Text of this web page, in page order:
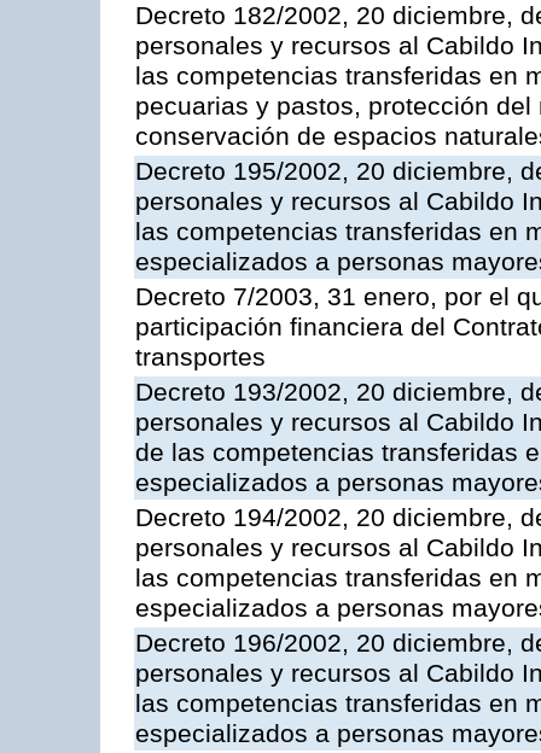
Decreto 182/2002, 20 diciembre,
personales y recursos al Cabildo
las competencias transferidas en
pecuarias y pastos, protección
conservación de espacios
Decreto 195/2002, 20 diciembre,
personales y recursos al Cabildo
las competencias transferidas en
especializados a personas
Decreto 7/2003, 31 enero, por el
participación financiera del
transportes
Decreto 193/2002, 20 diciembre,
personales y recursos al Cabildo
de las competencias transferidas
especializados a personas
Decreto 194/2002, 20 diciembre,
personales y recursos al Cabildo
las competencias transferidas en
especializados a personas
Decreto 196/2002, 20 diciembre,
personales y recursos al Cabildo
las competencias transferidas en
especializados a personas